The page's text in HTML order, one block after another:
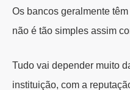
Os bancos geralmente têm
não é tão simples assim
Tudo vai depender muito
instituição, com a